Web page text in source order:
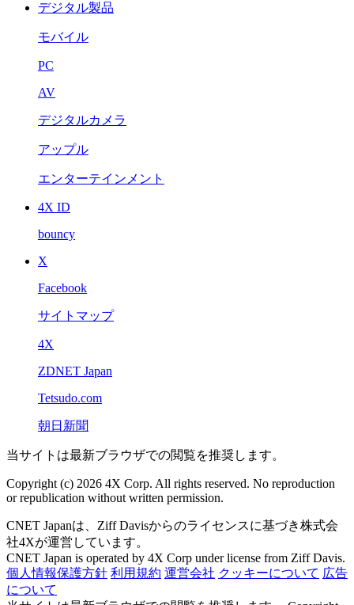
デジタル製品
モバイル
PC
AV
デジタルカメラ
アップル
エンターテインメント
4X ID
bouncy
X
Facebook
サイトマップ
4X
ZDNET Japan
Tetsudo.com
朝日新聞
当サイトは最新ブラウザでの閲覧を推奨します。
Copyright (c) 2026 4X Corp. All rights reserved. No reproduction
or republication without written permission.
CNET Japanは、Ziff Davisからのライセンスに基づき株式会
社4Xが運営しています。
CNET Japan is operated by 4X Corp under license from Ziff Davis.
個人情報保護方針 利用規約 運営会社 クッキーについて 広告
について